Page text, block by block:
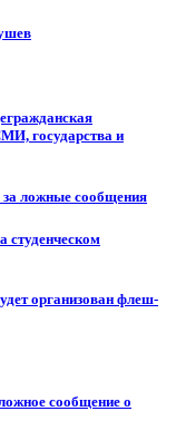
государства и
за ложные сообщения
студенческом
организован флеш-
сообщение о